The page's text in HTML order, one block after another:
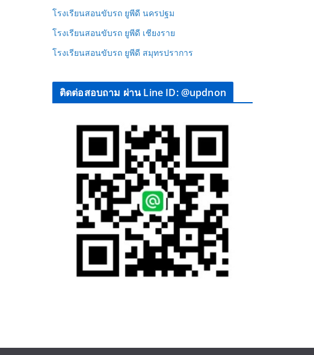
โรงเรียนสอนขับรถ ยูพีดี นครปฐม
โรงเรียนสอนขับรถ ยูพีดี เชียงราย
โรงเรียนสอนขับรถ ยูพีดี สมุทรปราการ
ติดต่อสอบถาม ผ่าน Line ID: @updnon